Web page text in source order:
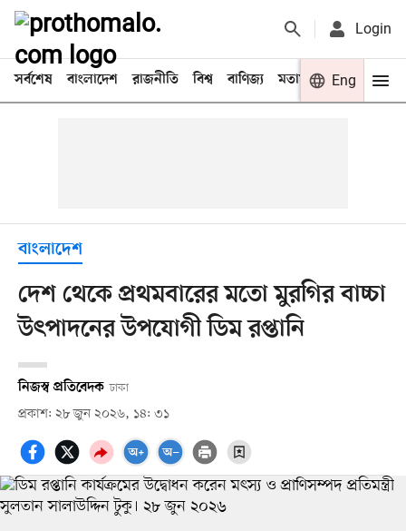
Login
সর্বশেষ বাংলাদেশ রাজনীতি বিশ্ব বাণিজ্য মতামত খেলা
Eng
বাংলাদেশ
দেশ থেকে প্রথমবারের মতো মুরগির বাচ্চা
উৎপাদনের উপযোগী ডিম রপ্তানি
নিজস্ব প্রতিবেদক ঢাকা
প্রকাশ: ২৮ জুন ২০২৬, ১৪: ৩১